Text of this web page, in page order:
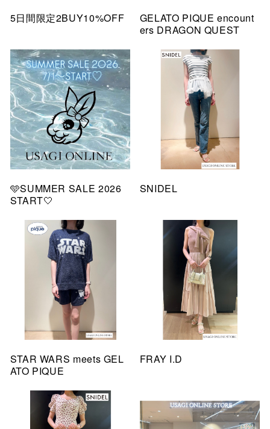
5日間限定2BUY10%OFF
GELATO PIQUE encount
ers DRAGON QUEST
🩵SUMMER SALE 2026
START🤍
SNIDEL
STAR WARS meets GEL
ATO PIQUE
FRAY I.D